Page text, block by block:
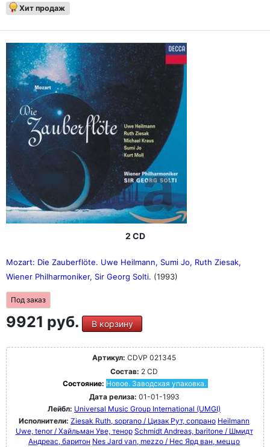
Хит продаж
2 CD
Mozart: Die Zauberflöte. Uwe Heilmann, Sumi Jo, Ruth Ziesak,
Wiener Philharmoniker, Sir Georg Solti. (1993)
Под заказ
9921 руб. В корзину
Артикул: CDVP 021345
Состав: 2 CD
Состояние: Новое. Заводская упаковка.
Дата релиза: 01-01-1993
Лейбл: Universal Music Group International (UMGI)
Исполнители: Ziesak Ruth, soprano / Цизак Рут, сопрано Heilmann
Uwe, tenor / Хайльман Уве, тенор Schmidt Andreas, baritone / Шмидт
Андреас, баритон Nes Jard van, mezzo / Нес Ярд ван, меццо